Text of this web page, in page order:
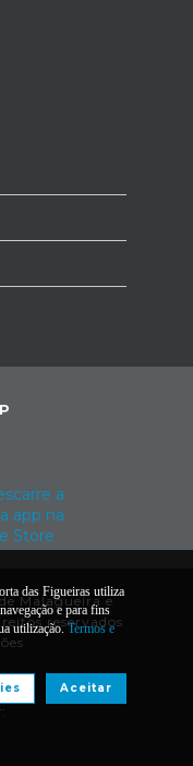
Malagueira e
reservados
das Figueiras utiliza
e para fins
utilização.Termos e
Aceitar